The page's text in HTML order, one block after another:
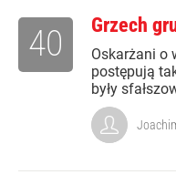
Grzech
Oskarżani o
postępują
były
40